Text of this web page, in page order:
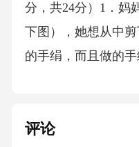
分，共24分）1．妈
下图），她想从中
的手绢，而且做的
米？2．购物。1.8元
评论